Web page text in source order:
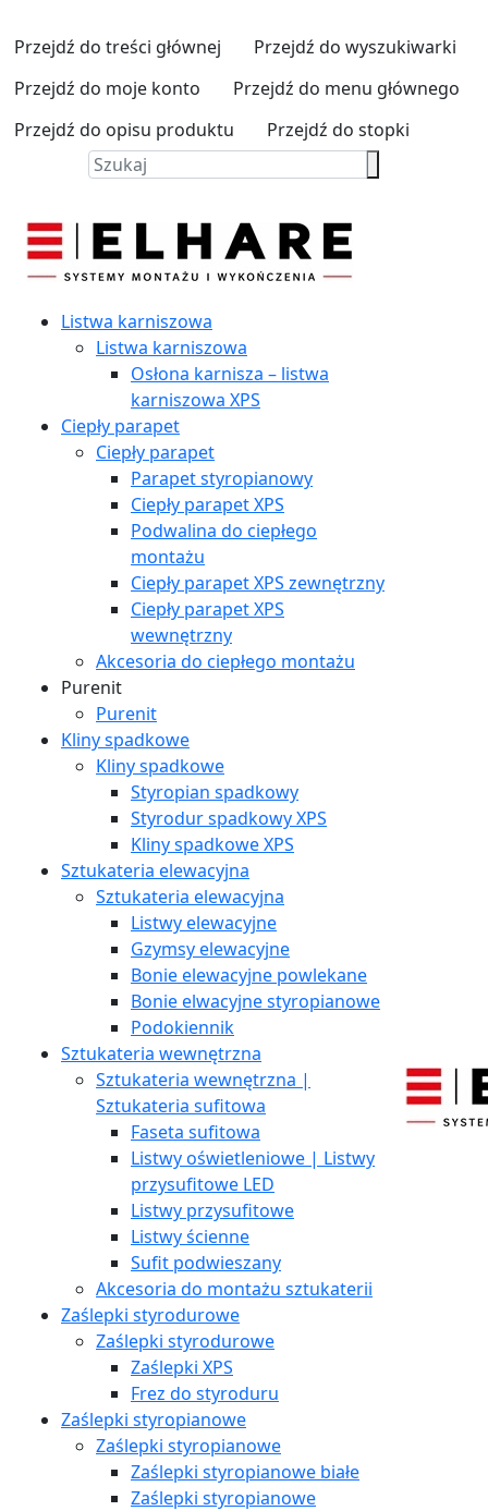
Przejdź do treści głównej
Przejdź do wyszukiwarki
Przejdź do moje konto
Przejdź do menu głównego
Przejdź do opisu produktu
Przejdź do stopki
Listwa karniszowa
Listwa karniszowa
Osłona karnisza – listwa
karniszowa XPS
Ciepły parapet
Ciepły parapet
Parapet styropianowy
Ciepły parapet XPS
Podwalina do ciepłego
montażu
Ciepły parapet XPS zewnętrzny
Ciepły parapet XPS
wewnętrzny
Akcesoria do ciepłego montażu
Purenit
Purenit
Kliny spadkowe
Kliny spadkowe
Styropian spadkowy
Styrodur spadkowy XPS
Kliny spadkowe XPS
Sztukateria elewacyjna
Sztukateria elewacyjna
Listwy elewacyjne
Gzymsy elewacyjne
Bonie elewacyjne powlekane
Bonie elwacyjne styropianowe
Podokiennik
Sztukateria wewnętrzna
Sztukateria wewnętrzna |
Sztukateria sufitowa
Faseta sufitowa
Listwy oświetleniowe | Listwy
przysufitowe LED
Listwy przysufitowe
Listwy ścienne
Sufit podwieszany
Akcesoria do montażu sztukaterii
Zaślepki styrodurowe
Zaślepki styrodurowe
Zaślepki XPS
Frez do styroduru
Zaślepki styropianowe
Zaślepki styropianowe
Zaślepki styropianowe białe
Zaślepki styropianowe